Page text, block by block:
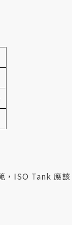
，ISO Tank 應該